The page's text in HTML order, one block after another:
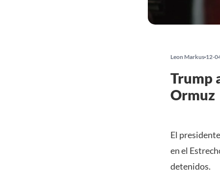
Leon Markus 12-
Trump
Ormuz
El
en el
detenidos.